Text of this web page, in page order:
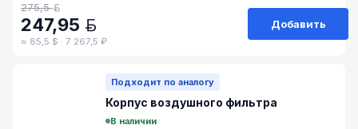
275,5
247,95
≈ 85,5 $ · 7 267,5 ₽
Добавить
Подходит по аналогу
Корпус воздушногo фильтра
В наличии